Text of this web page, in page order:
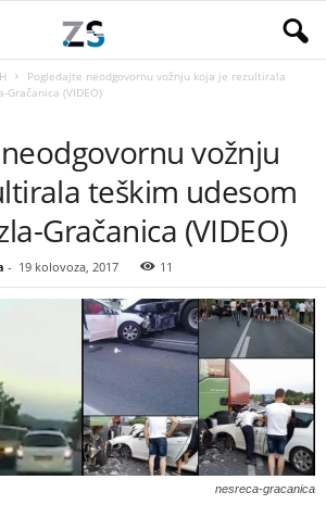
Pogledajte neodgovornu vožnju koja je rezultirala
(VIDEO)
vožnju
teškim udesom
Gračanica (VIDEO)
- 19 kolovoza, 2017 11
nesreca-gracanica